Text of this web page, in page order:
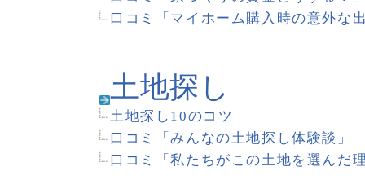
資金計画
消しゴムはんこ
絵の具でつくるステンドグラス
ちぎり絵
黒板
切り絵モビール